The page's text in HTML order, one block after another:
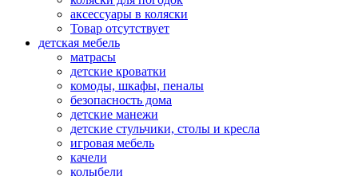
аксессуары в коляски
Товар отсутствует
детская мебель
матрасы
детские кроватки
комоды, шкафы, пеналы
безопасность дома
детские манежи
детские стульчики, столы и кресла
игровая мебель
качели
колыбели